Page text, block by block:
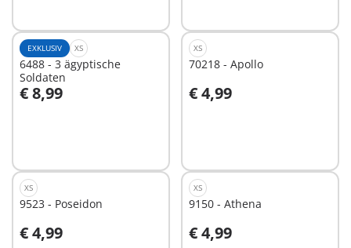
EXKLUSIV XS
6488 - 3 ägyptische
Soldaten
€ 8,99
In den Warenkorb
XS
70218 - Apollo
€ 4,99
In den Warenkorb
XS
9523 - Poseidon
€ 4,99
In den Warenkorb
XS
9150 - Athena
€ 4,99
In den Warenkorb